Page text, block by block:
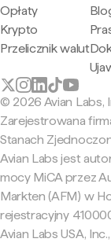
Opłaty
Krypto
Przelicznik walut
© 2026 Avian Labs,
Zarejestrowana
Stanach
Avian Labs jest
mocy MiCA przez
Markten (AFM) w
rejestracyjny
Avian Labs USA,